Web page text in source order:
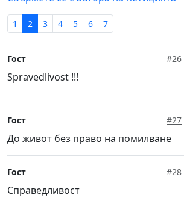
1 2 3 4 5 6 7
Гост #26
Spravedlivost !!!
Гост #27
До живот без право на помилване
Гост #28
Справедливост